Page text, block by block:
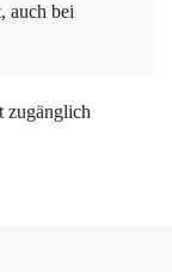
auch bei
zugänglich